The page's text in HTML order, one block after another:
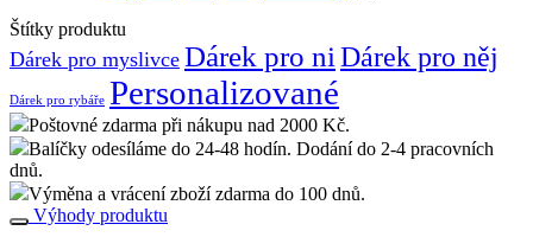
Štítky produktu
Dárek pro myslivce Dárek pro ni Dárek pro něj
Dárek pro rybáře Personalizované
Poštovné zdarma při nákupu nad 2000 Kč.
Balíčky odesíláme do 24-48 hodín. Dodání do 2-4 pracovních
dnů.
Výměna a vrácení zboží zdarma do 100 dnů.
Výhody produktu